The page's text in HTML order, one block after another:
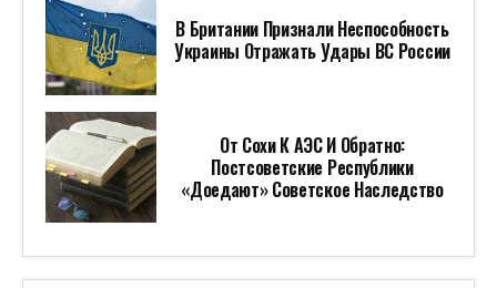
В Британии Признали Неспособность
Украины Отражать Удары ВС России
От Сохи К АЭС И Обратно:
Постсоветские Республики
«доедают» Советское Наследство